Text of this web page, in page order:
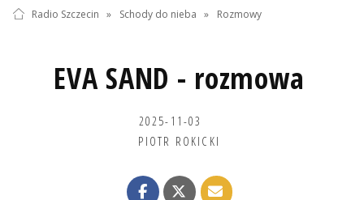
Radio Szczecin » Schody do nieba » Rozmowy
EVA SAND - rozmowa
2025-11-03
PIOTR ROKICKI